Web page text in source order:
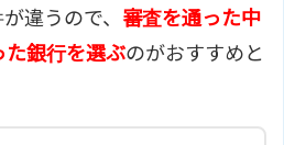
違うので、 審査を通った中
た銀行を選ぶのがおすすめと